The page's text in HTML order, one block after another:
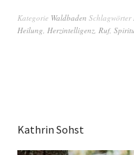
Kategorie Waldbaden Schlagwörter
Heilung Herzintelligenz Ruf,
Kathrin Sohst